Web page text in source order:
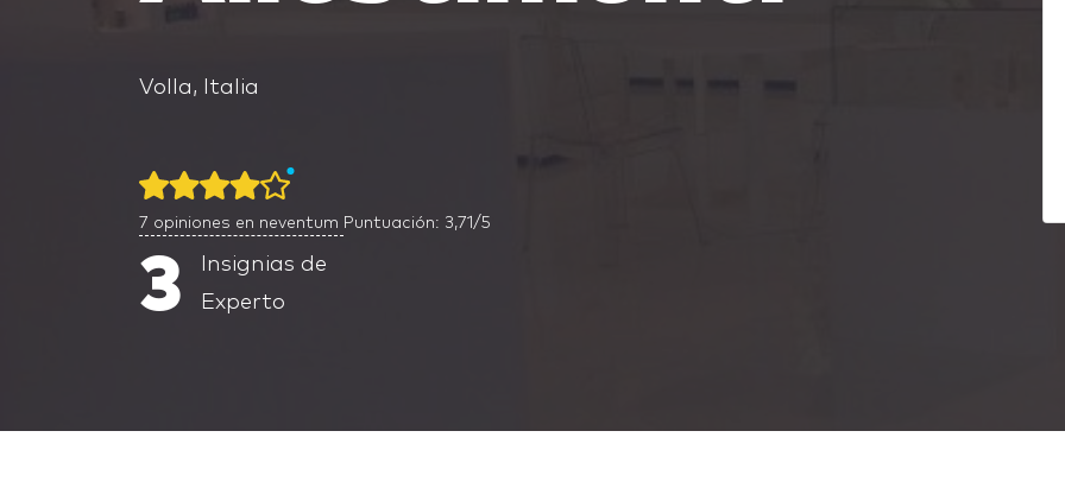
Volla, Italia
7 opiniones en neventum Puntuación: 3,71/5
3
Insignias de
Experto